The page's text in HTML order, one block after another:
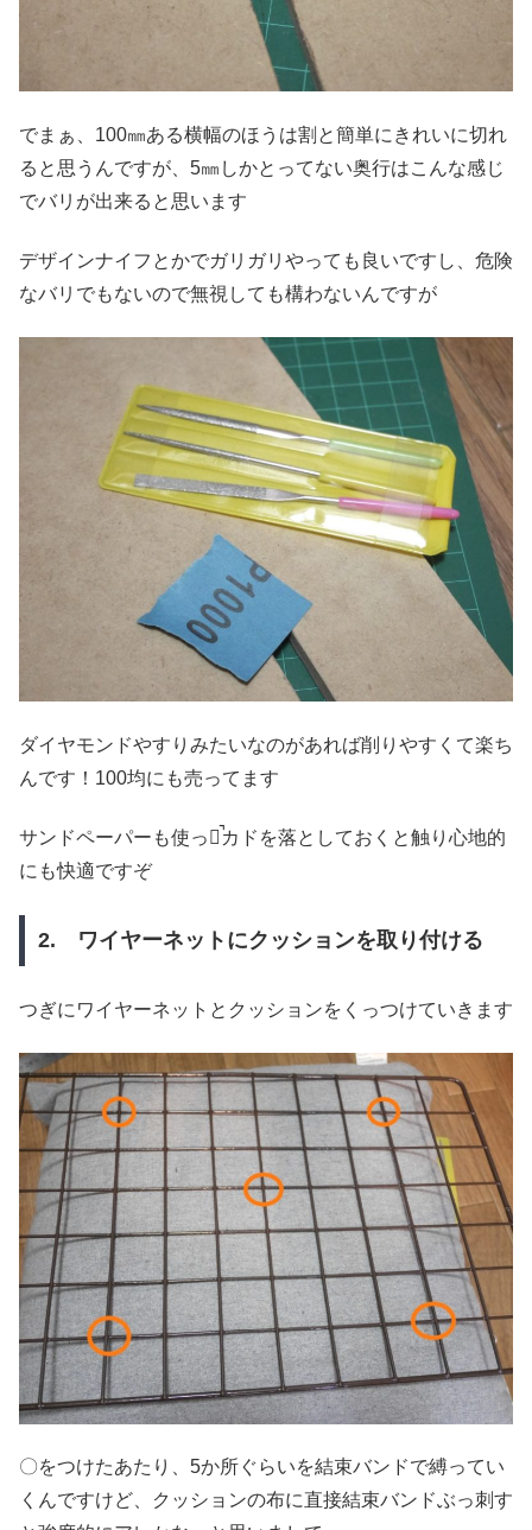
でまぁ、100㎜ある横幅のほうは割と簡単にきれいに切れ
ると思うんですが、5㎜しかとってない奥行はこんな感じ
でバリが出来ると思います
デザインナイフとかでガリガリやっても良いですし、危険
なバリでもないので無視しても構わないんですが
ダイヤモンドやすりみたいなのがあれば削りやすくて楽ち
んです！100均にも売ってます
サンドペーパーも使って̚カドを落としておくと触り心地的
にも快適ですぞ
2. ワイヤーネットにクッションを取り付ける
つぎにワイヤーネットとクッションをくっつけていきます
〇をつけたあたり、5か所ぐらいを結束バンドで縛ってい
くんですけど、クッションの布に直接結束バンドぶっ刺す